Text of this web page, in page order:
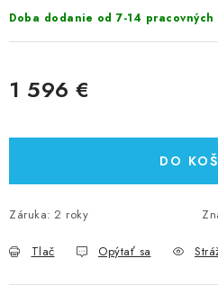
Doba dodanie od 7-14
1 596 €
DO
Záruka: 2 roky
Tlač Opýtať sa